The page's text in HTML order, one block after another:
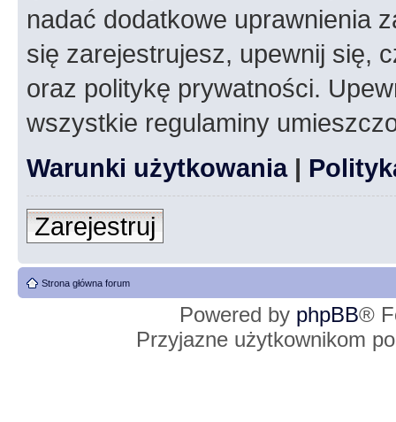
nadać dodatkowe uprawnienia
się zarejestrujesz, upewnij się,
oraz politykę prywatności.
wszystkie regulaminy
Warunki użytkowania|
Zarejestruj
Strona główna forum
Powered by phpBB®
Przyjazne użytkownikom